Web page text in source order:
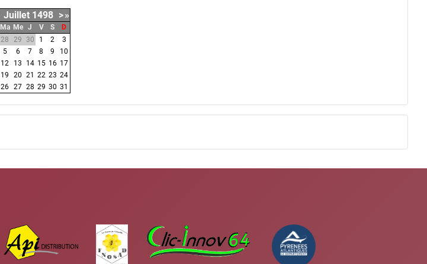
Juillet 1498 >»
Ma Me J V S
D
28 29 30 1 2
3
5 6 7 8 9
10
12 13 14 15 16 17
19 20 21 22 23 24
26 27 28 29 30 31